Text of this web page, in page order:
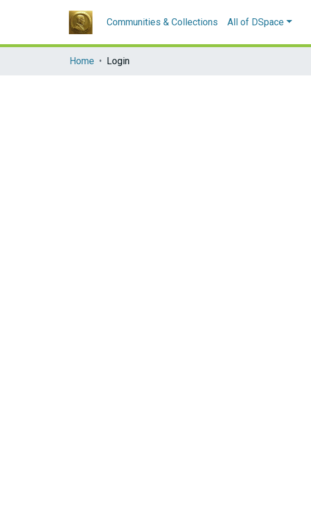
Communities & Collections All of DSpace
Home Login